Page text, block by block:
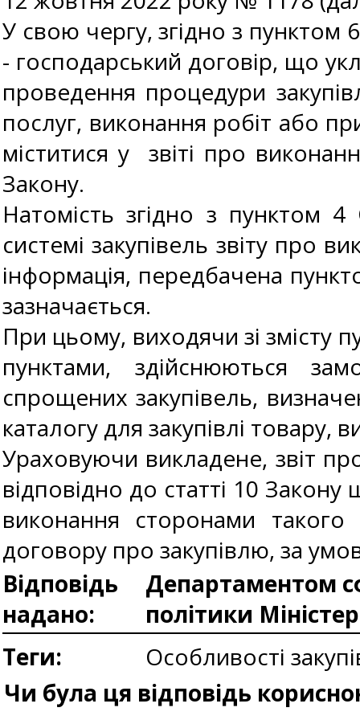
У свою чергу, згідно з пунктом
- господарський договір, що
проведення процедури
послуг, виконання робіт або
міститися у звіті про
Закону.
Натомість згідно з пунктом
системі закупівель звіту про
інформація, передбачена
зазначається.
При цьому, виходячи зі змісту
пунктами, здійснюються
спрощених закупівель,
каталогу для закупівлі
Ураховуючи викладене, звіт
відповідно до статті 10
виконання сторонами такого
договору про закупівлю, за
Відповідь
надано:
Департаментом
політики
Теги:
Особливості
Чи була ця відповідь